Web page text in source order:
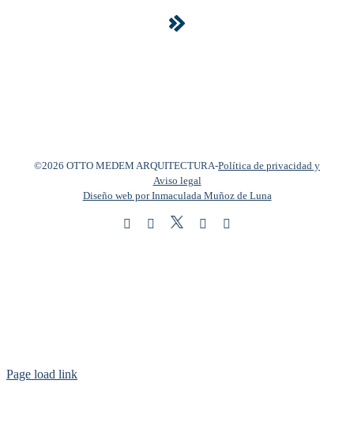
©2026 OTTO MEDEM ARQUITECTURA-Política de privacidad y
Aviso legal
Diseño web por Inmaculada Muñoz de Luna
InstagramFacebook
Twitter LinkedIn
Page load link